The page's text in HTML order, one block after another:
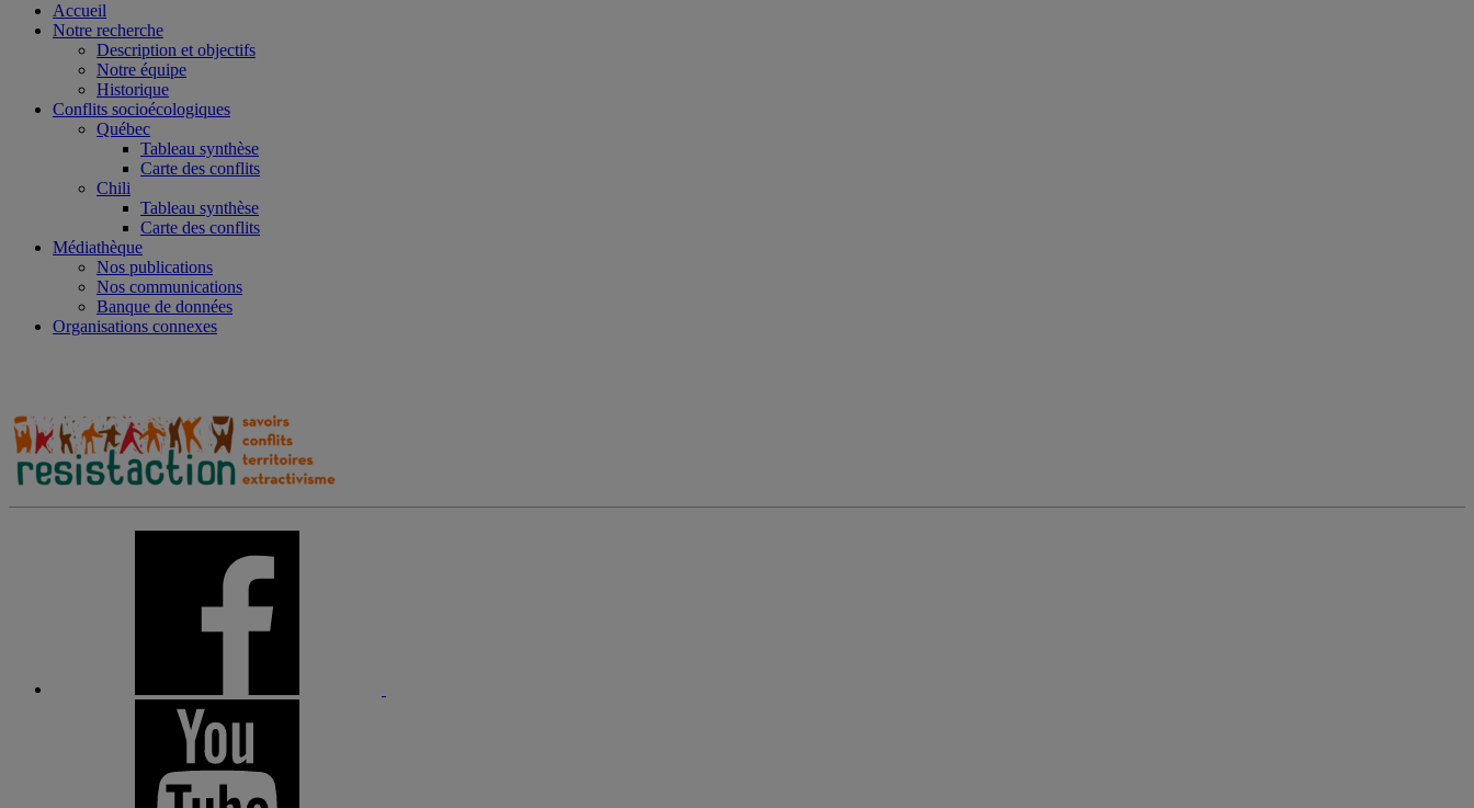
Accueil
Notre recherche
Description et objectifs
Notre équipe
Historique
Conflits socioécologiques
Québec
Tableau synthèse
Carte des conflits
Chili
Tableau synthèse
Carte des conflits
Médiathèque
Nos publications
Nos communications
Banque de données
Organisations connexes